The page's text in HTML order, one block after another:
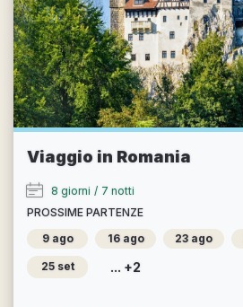
Viaggio in Romania
8 giorni / 7 notti
PROSSIME PARTENZE
9 ago
16 ago 23 ago
25 set ... +2